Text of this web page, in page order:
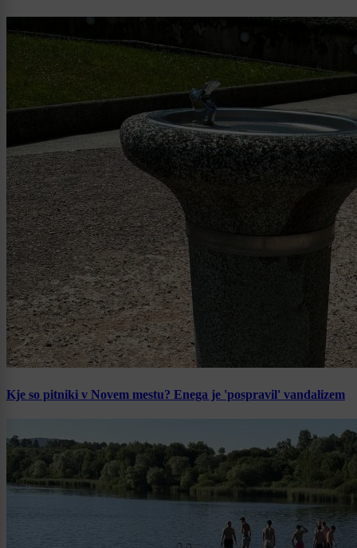
Kje so pitniki v Novem mestu? Enega je 'pospravil' vandalizem